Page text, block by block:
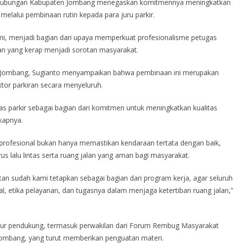
Kabupaten Jombang menegaskan komitmennya meningkatkan
pembinaan rutin kepada para juru parkir.
menjadi bagian dari upaya memperkuat profesionalisme petugas
yang kerap menjadi sorotan masyarakat.
Sugianto menyampaikan bahwa pembinaan ini merupakan
parkiran secara menyeluruh.
parkir sebagai bagian dari komitmen untuk meningkatkan kualitas
bukan hanya memastikan kendaraan tertata dengan baik,
lalu lintas serta ruang jalan yang aman bagi masyarakat.
sudah kami tetapkan sebagai bagian dari program kerja, agar seluruh
etika pelayanan, dan tugasnya dalam menjaga ketertiban ruang jalan,”
pendukung, termasuk perwakilan dari Forum Rembug Masyarakat
yang turut memberikan penguatan materi.